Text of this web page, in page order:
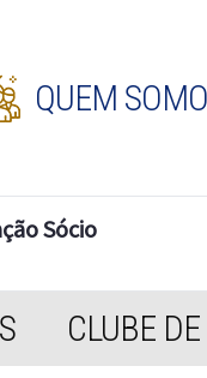
QUEM
Sócio
CLUBE